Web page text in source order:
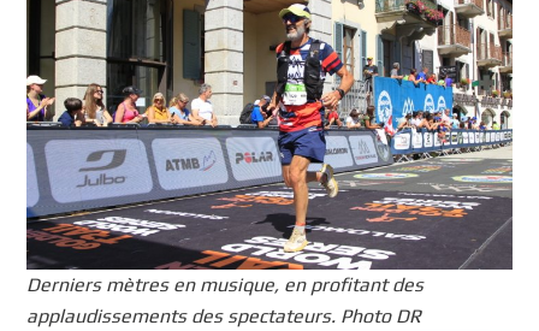
Derniers mètres en musique, en profitant des
applaudissements des spectateurs. Photo DR